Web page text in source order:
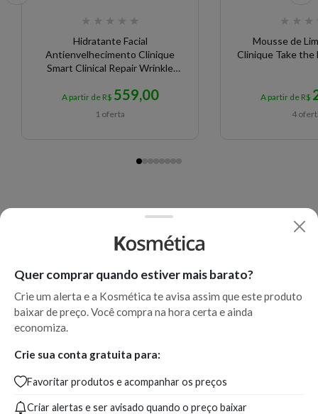
★ ★ ★ ★ ★
Hidratante Facial
Antienvelhecimento Clinique
Smart Clinical Repair Wrinkle
A partir de R$ 559,00
1 oferta
★ ★ ★
Mousse de
Clinique Take the
A partir de R$
4
Quer comprar quando estiver mais barato?
Crie um alerta e a Kosmética te avisa assim que este produto
baixar de preço. Você compra na hora certa e ainda
economiza.
Crie sua conta gratuita para:
Favoritar produtos e acompanhar os preços
Criar alertas e ser avisado quando o preço baixar